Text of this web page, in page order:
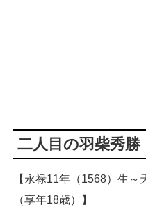
二人目の羽柴秀勝
【永禄11年（1568）生
（享年18歳）】